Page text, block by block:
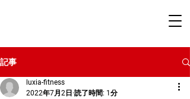
記事
luxia-fitness
2022年7月2日 読了時間: 1分